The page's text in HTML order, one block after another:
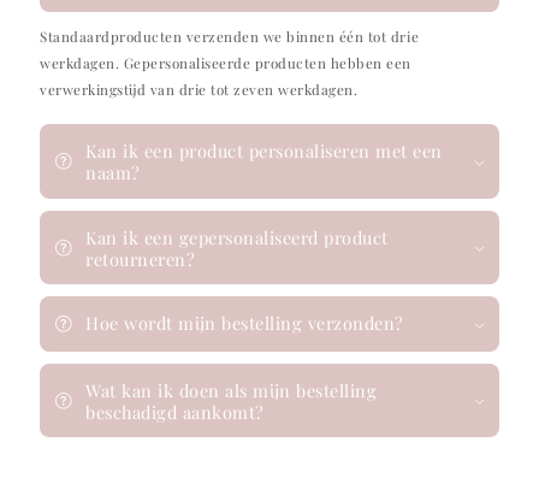
Standaardproducten verzenden we binnen één tot drie
werkdagen. Gepersonaliseerde producten hebben een
verwerkingstijd van drie tot zeven werkdagen.
Kan ik een product personaliseren met een
naam?
Kan ik een gepersonaliseerd product
retourneren?
Hoe wordt mijn bestelling verzonden?
Wat kan ik doen als mijn bestelling
beschadigd aankomt?